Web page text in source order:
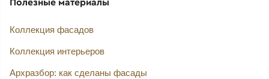
Коллекция фасадов
Коллекция интерьеров
Архразбор: как сделаны фасады